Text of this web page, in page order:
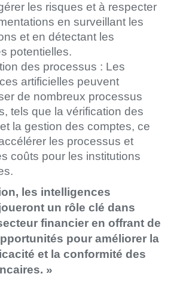
les risques et à respecter
en surveillant les
et en détectant les
potentielles.
des processus : Les
artificielles peuvent
de nombreux processus
tels que la vérification des
la gestion des comptes, ce
les processus et
coûts pour les institutions
les intelligences
un rôle clé dans
financier en offrant de
pour améliorer la
et la conformité des
»